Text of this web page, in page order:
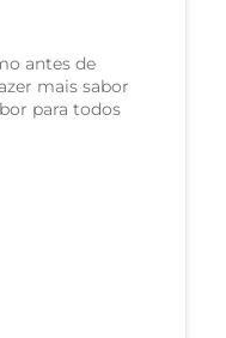
antes de
mais sabor
para todos